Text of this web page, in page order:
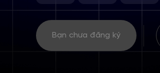
Bạn chưa đăng ký